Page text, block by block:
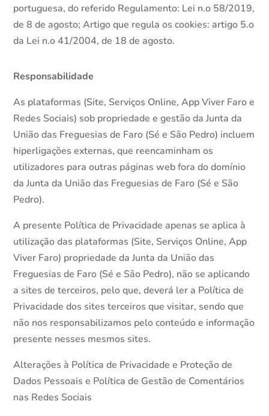
portuguesa, do referido Regulamento: Lei n.o 58/2019,
de 8 de agosto; Artigo que regula os cookies: artigo 5.o
da Lei n.o 41/2004, de 18 de agosto.
Responsabilidade
As plataformas (Site, Serviços Online, App Viver Faro e
Redes Sociais) sob propriedade e gestão da Junta da
União das Freguesias de Faro (Sé e São Pedro) incluem
hiperligações externas, que reencaminham os
utilizadores para outras páginas web fora do domínio
da Junta da União das Freguesias de Faro (Sé e São
Pedro).
A presente Política de Privacidade apenas se aplica à
utilização das plataformas (Site, Serviços Online, App
Viver Faro) propriedade da Junta da União das
Freguesias de Faro (Sé e São Pedro), não se aplicando
a sites de terceiros, pelo que, deverá ler a Política de
Privacidade dos sites terceiros que visitar, sendo que
não nos responsabilizamos pelo conteúdo e informação
presente nesses mesmos sites.
Alterações à Política de Privacidade e Proteção de
Dados Pessoais e Política de Gestão de Comentários
nas Redes Sociais